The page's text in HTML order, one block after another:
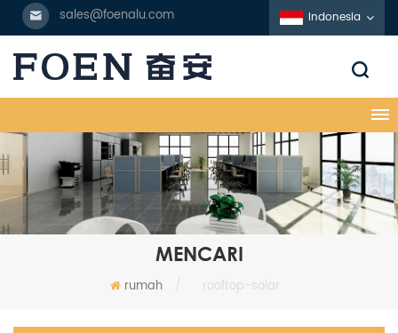
sales@foenalu.com Indonesia
MENCARI
rumah / rooftop-solar